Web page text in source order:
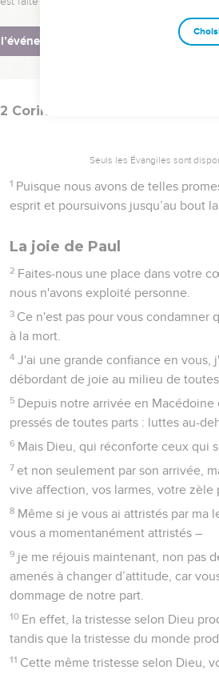
C'est pourquoi, sortez du milieu
je vous accueillerai.
Je serai pour vous un père et
2 Corinthiens
Seuls les Évangiles sont
1 Puisque nous avons de telles
esprit et poursuivons jusqu’au bout
La joie de Paul
2 Faites-nous une place dans votre
nous n'avons exploité personne.
3 Ce n'est pas pour vous condamner
à la mort.
4 J'ai une grande confiance en vous,
débordant de joie au milieu de
5 Depuis notre arrivée en
pressés de toutes parts : luttes au-
6 Mais Dieu, qui réconforte ceux qui
7 et non seulement par son arrivée,
vive affection, vos larmes, votre zèle
8 Même si je vous ai attristés par ma
vous a momentanément attristés –
9 je me réjouis maintenant, non pas
amenés à changer d’attitude, car
dommage de notre part.
10 En effet, la tristesse selon Dieu
tandis que la tristesse du monde
11 Cette même tristesse selon Dieu,